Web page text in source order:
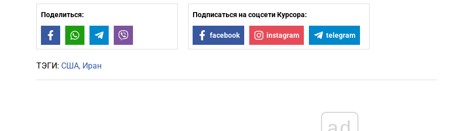
Поделиться:
FacebookWhatsAppTelegram
Подписаться на соцсети Курсора:
facebook instagram telegram
ТЭГИ: США Иран